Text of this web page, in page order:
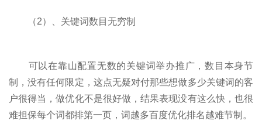
（2）、关键词数目无穷制
可以在靠山配置无数的关键词举办推广，数目本身节
制，没有任何限定，这点无疑对付那些想做多少关键词的客
户很得当，做优化不是很好做，结果表现没有这么快，也很
难担保每个词都排第一页，词越多百度优化排名越难节制。